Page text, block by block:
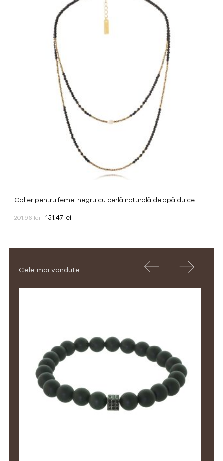
Colier pentru femei negru cu perlă naturală de apă dulce
201.96 lei 151.47 lei
Cele mai vandute